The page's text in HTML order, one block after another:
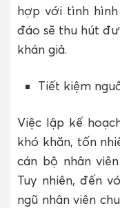
hợp với tình
đáo sẽ thu hút
khán giả.
Tiết kiệm
Việc lập kế
khó khăn, tốn
cán bộ nhân
Tuy nhiên, đến
ngũ nhân viên